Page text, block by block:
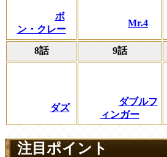
ボ
ン・クレー
Mr.4
8話 9話
ダズ
ダブルフ
ィンガー
注目ポイント